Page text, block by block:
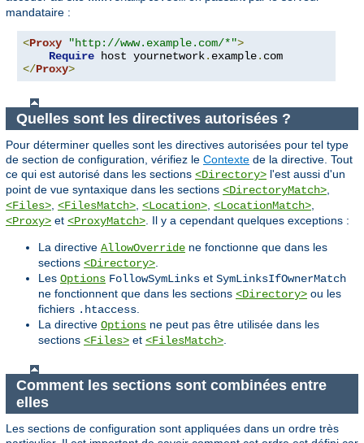
mandataire :
<Proxy "http://www.example.com/*">
Require host yournetwork. example.
</Proxy>
Quelles sont les directives autorisées ?
Pour déterminer quelles sont les directives autorisées pour tel type
de section de configuration, vérifiez le Contexte de la directive. Tout
ce qui est autorisé dans les sections <Directory> l'est aussi d'un
point de vue syntaxique dans les sections <DirectoryMatch>,
<Files>, <FilesMatch>, <Location>, <LocationMatch>,
<Proxy> et <ProxyMatch>. Il y a cependant quelques exceptions :
La directive AllowOverride ne fonctionne que dans les
sections <Directory>.
Les Options FollowSymLinks et SymLinksIfOwnerMatch
ne fonctionnent que dans les sections <Directory> ou les
fichiers .htaccess.
La directive Options ne peut pas être utilisée dans les
sections <Files> et <FilesMatch>.
Comment les sections sont combinées entre
elles
Les sections de configuration sont appliquées dans un ordre très